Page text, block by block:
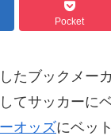
Pocket
たブックメー
てサッカーに
オッズにベッ